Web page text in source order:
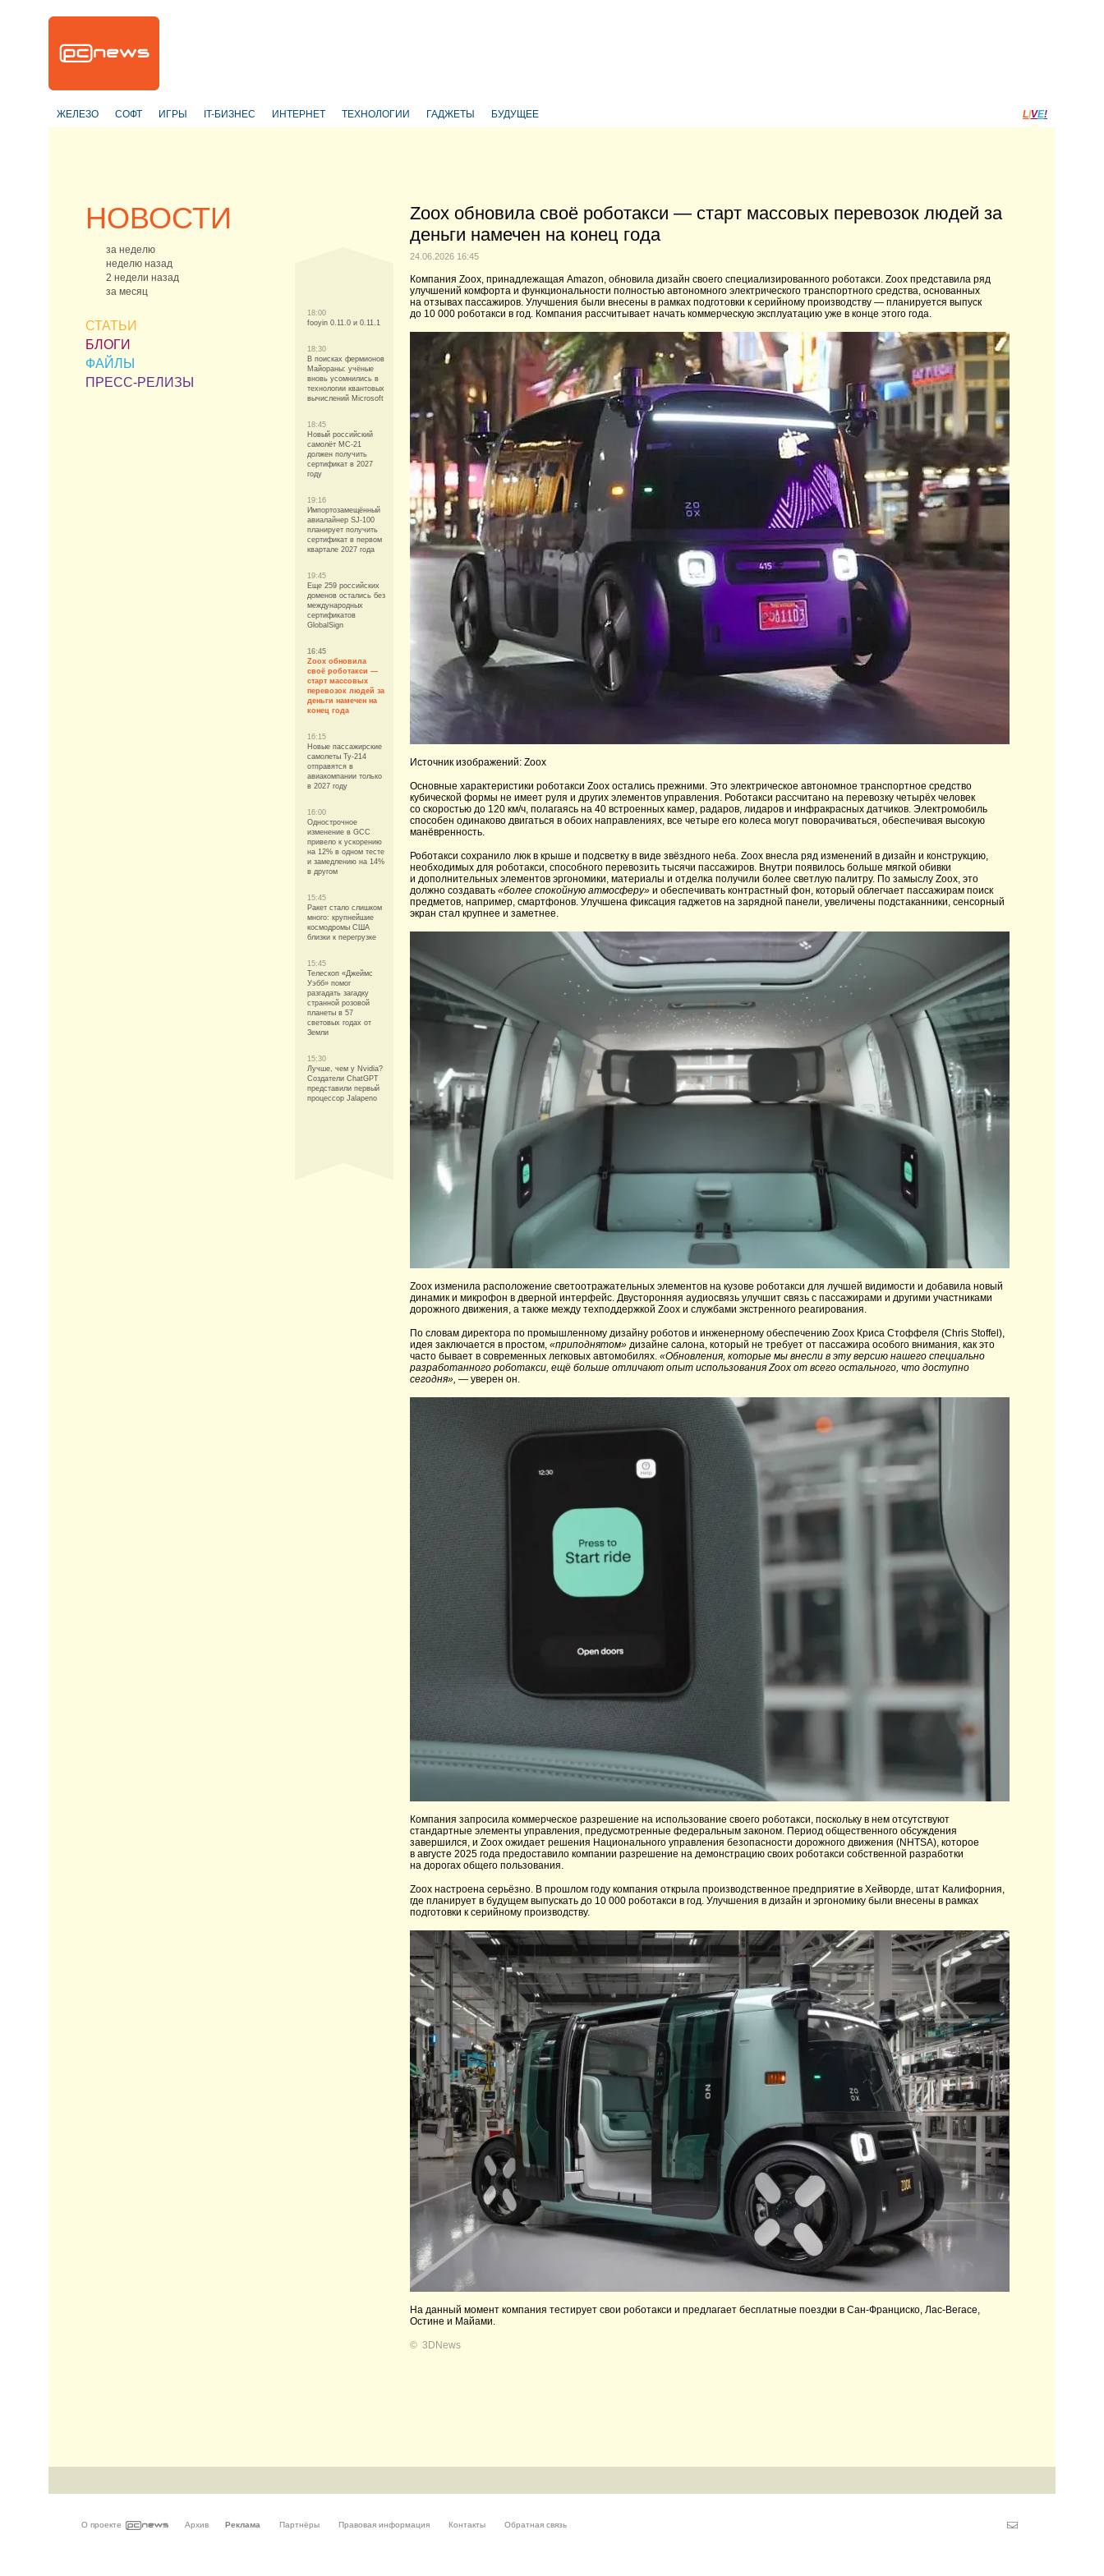
ЖЕЛЕЗО СОФТ ИГРЫ IT-БИЗНЕС ИНТЕРНЕТ ТЕХНОЛОГИИ ГАДЖЕТЫ БУДУЩЕЕ LIVE!
НОВОСТИ
за неделю
неделю назад
2 недели назад
за месяц
СТАТЬИ
БЛОГИ
ФАЙЛЫ
ПРЕСС-РЕЛИЗЫ
18:00
fooyin 0.11.0 и 0.11.1
18:30
В поисках фермионов
Майораны: учёные
вновь усомнились в
технологии квантовых
вычислений Microsoft
18:45
Новый российский
самолёт МС-21
должен получить
сертификат в 2027
году
19:16
Импортозамещённый
авиалайнер SJ-100
планирует получить
сертификат в первом
квартале 2027 года
19:45
Еще 259 российских
доменов остались без
международных
сертификатов
GlobalSign
16:45
Zoox обновила
своё роботакси —
старт массовых
перевозок людей за
деньги намечен на
конец года
16:15
Новые пассажирские
самолеты Ту-214
отправятся в
авиакомпании только
в 2027 году
16:00
Однострочное
изменение в GCC
привело к ускорению
на 12% в одном тесте
и замедлению на 14%
в другом
15:45
Ракет стало слишком
много: крупнейшие
космодромы США
близки к перегрузке
15:45
Телескоп «Джеймс
Уэбб» помог
разгадать загадку
странной розовой
планеты в 57
световых годах от
Земли
15:30
Лучше, чем у Nvidia?
Создатели ChatGPT
представили первый
процессор Jalapeno
Zoox обновила своё роботакси — старт массовых перевозок людей за
деньги намечен на конец года
24.06.2026 16:45
Компания Zoox, принадлежащая Amazon, обновила дизайн своего специализированного роботакси. Zoox представила ряд
улучшений комфорта и функциональности полностью автономного электрического транспортного средства, основанных
на отзывах пассажиров. Улучшения были внесены в рамках подготовки к серийному производству — планируется выпуск
до 10 000 роботакси в год. Компания рассчитывает начать коммерческую эксплуатацию уже в конце этого года.
Источник изображений: Zoox
Основные характеристики роботакси Zoox остались прежними. Это электрическое автономное транспортное средство
кубической формы не имеет руля и других элементов управления. Роботакси рассчитано на перевозку четырёх человек
со скоростью до 120 км/ч, полагаясь на 40 встроенных камер, радаров, лидаров и инфракрасных датчиков. Электромобиль
способен одинаково двигаться в обоих направлениях, все четыре его колеса могут поворачиваться, обеспечивая высокую
манёвренность.
Роботакси сохранило люк в крыше и подсветку в виде звёздного неба. Zoox внесла ряд изменений в дизайн и конструкцию,
необходимых для роботакси, способного перевозить тысячи пассажиров. Внутри появилось больше мягкой обивки
и дополнительных элементов эргономики, материалы и отделка получили более светлую палитру. По замыслу Zoox, это
должно создавать «более спокойную атмосферу» и обеспечивать контрастный фон, который облегчает пассажирам поиск
предметов, например, смартфонов. Улучшена фиксация гаджетов на зарядной панели, увеличены подстаканники, сенсорный
экран стал крупнее и заметнее.
Zoox изменила расположение светоотражательных элементов на кузове роботакси для лучшей видимости и добавила новый
динамик и микрофон в дверной интерфейс. Двусторонняя аудиосвязь улучшит связь с пассажирами и другими участниками
дорожного движения, а также между техподдержкой Zoox и службами экстренного реагирования.
По словам директора по промышленному дизайну роботов и инженерному обеспечению Zoox Криса Стоффеля (Chris Stoffel),
идея заключается в простом, «приподнятом» дизайне салона, который не требует от пассажира особого внимания, как это
часто бывает в современных легковых автомобилях. «Обновления, которые мы внесли в эту версию нашего специально
разработанного роботакси, ещё больше отличают опыт использования Zoox от всего остального, что доступно
сегодня», — уверен он.
Компания запросила коммерческое разрешение на использование своего роботакси, поскольку в нем отсутствуют
стандартные элементы управления, предусмотренные федеральным законом. Период общественного обсуждения
завершился, и Zoox ожидает решения Национального управления безопасности дорожного движения (NHTSA), которое
в августе 2025 года предоставило компании разрешение на демонстрацию своих роботакси собственной разработки
на дорогах общего пользования.
Zoox настроена серьёзно. В прошлом году компания открыла производственное предприятие в Хейворде, штат Калифорния,
где планирует в будущем выпускать до 10 000 роботакси в год. Улучшения в дизайн и эргономику были внесены в рамках
подготовки к серийному производству.
На данный момент компания тестирует свои роботакси и предлагает бесплатные поездки в Сан-Франциско, Лас-Вегасе,
Остине и Майами.
© 3DNews
О проекте Архив Реклама Партнёры Правовая информация Контакты Обратная связь